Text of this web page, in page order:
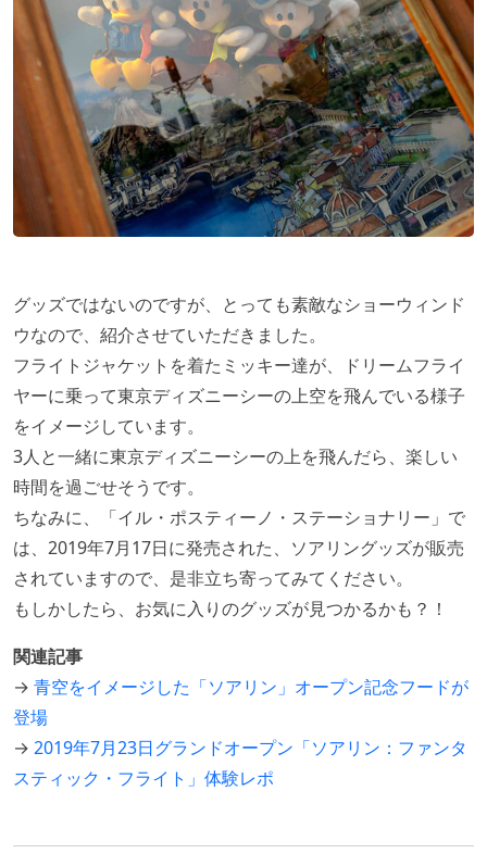
グッズではないのですが、とっても素敵なショーウィンド
ウなので、紹介させていただきました。
フライトジャケットを着たミッキー達が、ドリームフライ
ヤーに乗って東京ディズニーシーの上空を飛んでいる様子
をイメージしています。
3人と一緒に東京ディズニーシーの上を飛んだら、楽しい
時間を過ごせそうです。
ちなみに、「イル・ポスティーノ・ステーショナリー」で
は、2019年7月17日に発売された、ソアリングッズが販売
されていますので、是非立ち寄ってみてください。
もしかしたら、お気に入りのグッズが見つかるかも？！
関連記事
→ 青空をイメージした「ソアリン」オープン記念フードが
登場
→ 2019年7月23日グランドオープン「ソアリン：ファンタ
スティック・フライト」体験レポ